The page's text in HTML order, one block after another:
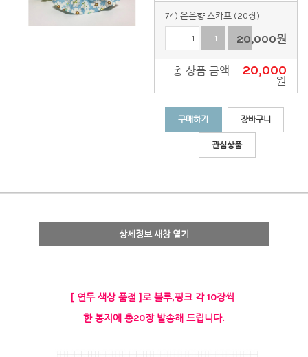
74) 은은향 스카프 (20장)
+1 -1
20,000원
총 상품 금액 20,000
원
구매하기 장바구니
관심상품
상세정보 새창 열기
[ 연두 색상 품절 ]로 블루,핑크 각 10장씩
한 봉지에 총20장 발송해 드립니다.